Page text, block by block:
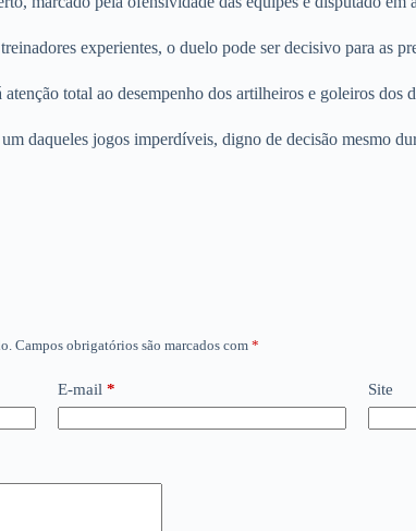
experientes, o duelo pode ser decisivo para as
total ao desempenho dos artilheiros e goleiros dos
daqueles jogos imperdíveis, digno de decisão mesmo
Campos obrigatórios são marcados com *
E-mail * Site